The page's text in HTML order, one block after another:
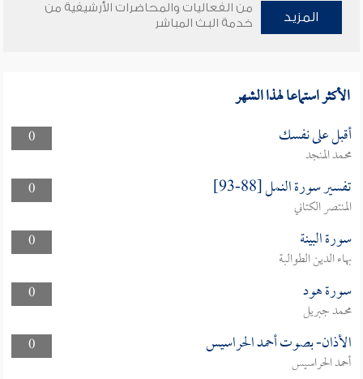
المزيد
من الفعاليات والمحاضرات الأرشيفية من
خدمة البث المباشر
الأكثر استماعا لهذا الشهر
0 أقبل على نفسك
محمد المنجد
0
تفسير سورة النمل [88-93]
المنتصر الكتاني
0
سورة البينة
بهاء الدين الطوالبة
0
سورة هود
محمد جبريل
0
الأذان- بصوت أحمد الحراسيس
أحمد الحراسيس